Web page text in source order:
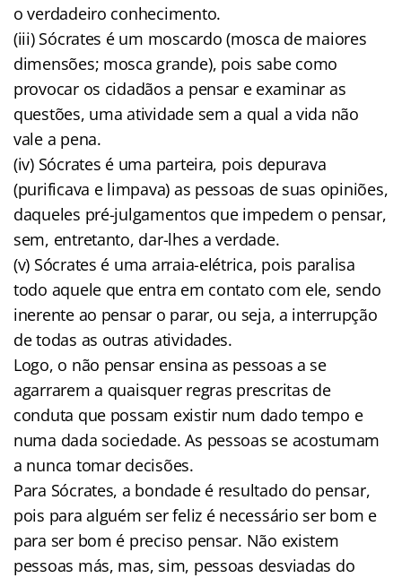
o verdadeiro conhecimento.
(iii) Sócrates é um moscardo (mosca de maiores
dimensões; mosca grande), pois sabe como
provocar os cidadãos a pensar e examinar as
questões, uma atividade sem a qual a vida não
vale a pena.
(iv) Sócrates é uma parteira, pois depurava
(purificava e limpava) as pessoas de suas opiniões,
daqueles pré-julgamentos que impedem o pensar,
sem, entretanto, dar-lhes a verdade.
(v) Sócrates é uma arraia-elétrica, pois paralisa
todo aquele que entra em contato com ele, sendo
inerente ao pensar o parar, ou seja, a interrupção
de todas as outras atividades.
Logo, o não pensar ensina as pessoas a se
agarrarem a quaisquer regras prescritas de
conduta que possam existir num dado tempo e
numa dada sociedade. As pessoas se acostumam
a nunca tomar decisões.
Para Sócrates, a bondade é resultado do pensar,
pois para alguém ser feliz é necessário ser bom e
para ser bom é preciso pensar. Não existem
pessoas más, mas, sim, pessoas desviadas do